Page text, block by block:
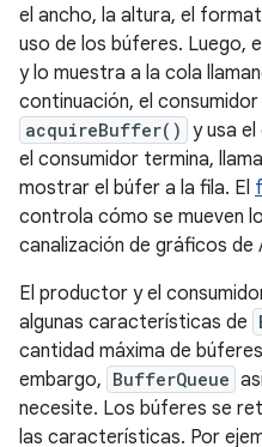
el ancho, la altura, el
uso de los búferes. Luego,
y lo muestra a la cola
continuación, el
acquireBuffer() y usa
el consumidor termina,
mostrar el búfer a la fila. El
controla cómo se mueven
canalización de gráficos de
El productor y el
algunas características de
cantidad máxima de
embargo, BufferQueue
necesite. Los búferes se
las características. Por